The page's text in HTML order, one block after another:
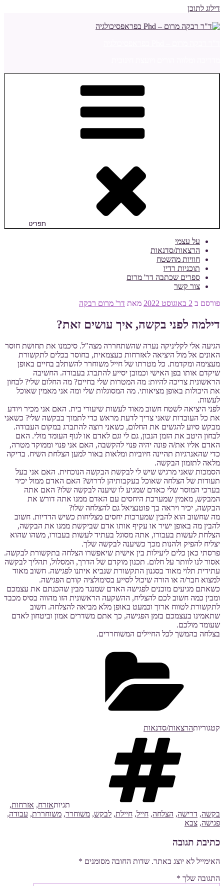
דילוג לתוכן
תפריט
על עצמי
הרצאות/סדנאות
חוויות מהשטח
תוכניות רדיו
ספרים שכתבה דר' מרום
צור קשר
פורסם ב 2 באוגוסט 2022 מאת דר' מרום רבקה
דילמה לפני בקשה, איך עושים זאת?
הגיעה אלי לקליניקה נערה שהשתחררה מצה"ל. סיכמנו את תחושת חוסר
האונים אל מול היציאה לאזרחות כעצמאית, בחוסר בכלים לתקשורת
מעצימה ומקדמת. כל מטרתו של חייל משוחרר להשתלב בחיים באופן
שיקדם אותו בפן האישי וכמובן יסייע להתברג בעבודה. החשיבה
הראשונית צריכה להיות: מה המטרות שלי בחיים? מה החלום שלי? לבחון
את היכולות באופן מציאותי. מה המסוגלות שלי ומה אני מאמין שאוכל
לעשות.
לפני היציאה לשטח חשוב מאוד לעשות שיעורי בית. האם אני מכיר ויודע
את כל העובדות שאני צריך לדעת מראש כדי לתמוך בבקשה שלי? כשאני
מבקש סיוע להגשים את החלום, כשאני רוצה להתברג במקום העבודה.
לבחון היטב את הזמן הנכון, גם לי וגם לאדם או לגוף העומד מולי. האם
האדם אליו את/ה פונה יהיה פנוי להקשבה, האם אני פנוי וממוקד מטרה,
כדי שהאנרגיות תהיינה חיוביות ומלאות באור למען הצלחת השיח. בדיקה
מלאה לתזמון הבקשה.
הסמכות שאני מרגיש שיש לי לבקשת הבקשה הנוכחית. האם אני בעל
תעודות של הצלחה שאוכל בעקבותיהן לדרוש? האם האדם ממול יכיר
בערכי המוסר שלי כאדם שמגיע לו שיענה לבקשה שלו? האם אתה
המבקש, מאמין שמערכת היחסים עם האדם ממנו אתה דורש את
הבקשה, יכיר ויראה בך פוטנציאל גם להצלחה שלו?
מה שחשוב הוא להבין שמערכות יחסים מצליחות כשיש הדדיות. חשוב
להבין מה באופן ישיר או עקיף אותו אדם שביקשת ממנו את הבקשה,
הצלחת לעשות בעבורו, אתה מסוגל בעתיד לעשות בעבורו, משהו שהוא
יצליח להפיק ולהנות מכך כשיענה לבקשה שלך.
פרסתי כאן כלים ליעילות בין אישית שיאפשרו הצלחה בתקשורת לבקשה.
אסור לנו לוותר על חלום. תכנון מוקדם של הדרך, המסלול, תהליך לבקשה
עתידית תלוי מאוד בסגנון התקשורת שנביא איתנו לפגישה. חשוב מאוד
למצוא חבר/ה או הורה שיכול לסייע בסימולציה קודם הפגישה.
כשאתם מגיעים מוכנים לפגישה האדם שמנגד מבין שהכנתם את עצמכם
ומבין כמה חשוב לכם להצליח, ההשקעה הראשונית הזו מהווה בסיס מכבד
לתקשורת לטווח ארוך וכמעט באופן מלא מביאה להצלחה. חשוב
שתאמינו בעצמכם בזמן הפגישה, כך אתם משדרים אמון וביטחון לאדם
שעומד מולכם.
בצלחה בהמשך לכל החיילים המשוחררים.
קטגוריותהרצאות/סדנאות
תגיותאזרח, אזרחות,
בקשה, דרישה, הצלחה, חייל, חיילת, לבקש, משוחרר, משוחררת, עבודה,
פגישה, צבא
כתיבת תגובה
האימייל לא יוצג באתר. שדות החובה מסומנים *
התגובה שלך *